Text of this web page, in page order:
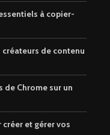
à copier-
de contenu
de Chrome sur un
et gérer vos